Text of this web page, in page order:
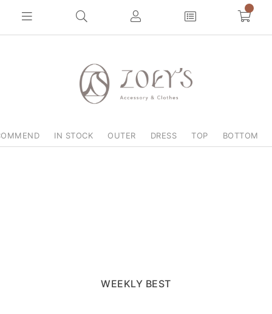
IN STOCK OUTER DRESS TOP BOTTOM
WEEKLY BEST